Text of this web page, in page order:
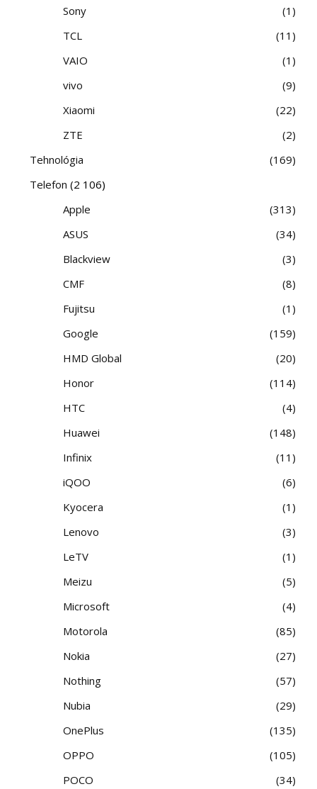
Sony
1
TCL
11
VAIO
1
vivo
9
Xiaomi
22
ZTE
2
Tehnológia
169
Telefon (2 106)
Apple
313
ASUS
34
Blackview
3
CMF
8
Fujitsu
1
Google
159
HMD Global
20
Honor
114
HTC
4
Huawei
148
Infinix
11
iQOO
6
Kyocera
1
Lenovo
3
LeTV
1
Meizu
5
Microsoft
4
Motorola
85
Nokia
27
Nothing
57
Nubia
29
OnePlus
135
OPPO
105
POCO
34